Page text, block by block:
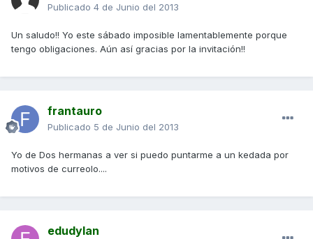
Publicado 4 de Junio del 2013
Un saludo!! Yo este sábado imposible lamentablemente porque
tengo obligaciones. Aún así gracias por la invitación!!
frantauro
Publicado 5 de Junio del 2013
Yo de Dos hermanas a ver si puedo puntarme a un kedada por
motivos de curreolo....
edudylan